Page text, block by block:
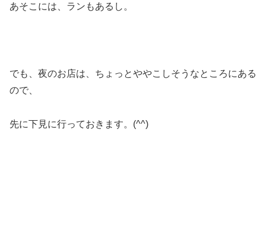
あそこには、ランもあるし。
でも、夜のお店は、ちょっとややこしそうなところにある
ので、
先に下見に行っておきます。(^^)